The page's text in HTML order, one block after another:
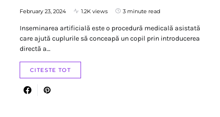
February 23, 2024 1.2K views 3 minute read
Inseminarea artificială este o procedură medicală asistată
care ajută cuplurile să conceapă un copil prin introducerea
directă a…
CITESTE TOT